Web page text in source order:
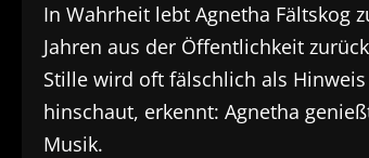
In Wahrheit lebt Agnetha Fältskog
Jahren aus der Öffentlichkeit
Stille wird oft fälschlich als
hinschaut, erkennt: Agnetha
Musik.